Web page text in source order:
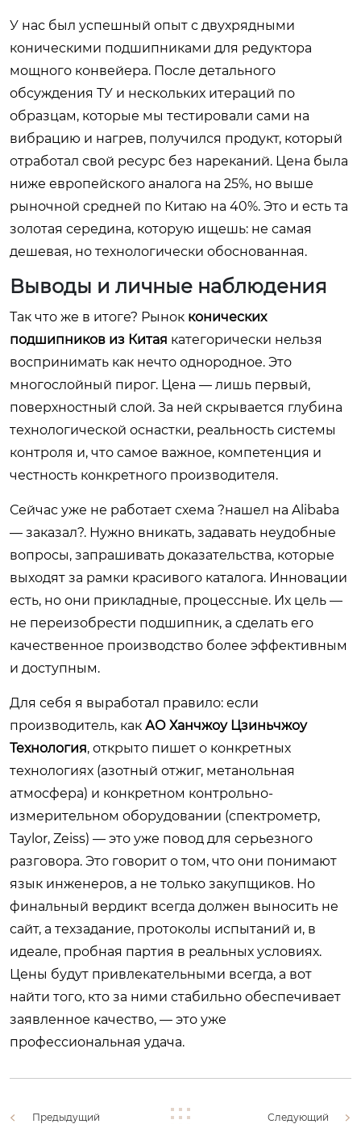
У нас был успешный опыт с двухрядными
коническими подшипниками для редуктора
мощного конвейера. После детального
обсуждения ТУ и нескольких итераций по
образцам, которые мы тестировали сами на
вибрацию и нагрев, получился продукт, который
отработал свой ресурс без нареканий. Цена была
ниже европейского аналога на 25%, но выше
рыночной средней по Китаю на 40%. Это и есть та
золотая середина, которую ищешь: не самая
дешевая, но технологически обоснованная.
Выводы и личные наблюдения
Так что же в итоге? Рынок конических
подшипников из Китая категорически нельзя
воспринимать как нечто однородное. Это
многослойный пирог. Цена — лишь первый,
поверхностный слой. За ней скрывается глубина
технологической оснастки, реальность системы
контроля и, что самое важное, компетенция и
честность конкретного производителя.
Сейчас уже не работает схема ?нашел на Alibaba
— заказал?. Нужно вникать, задавать неудобные
вопросы, запрашивать доказательства, которые
выходят за рамки красивого каталога. Инновации
есть, но они прикладные, процессные. Их цель —
не переизобрести подшипник, а сделать его
качественное производство более эффективным
и доступным.
Для себя я выработал правило: если
производитель, как АО Ханчжоу Цзиньчжоу
Технология, открыто пишет о конкретных
технологиях (азотный отжиг, метанольная
атмосфера) и конкретном контрольно-
измерительном оборудовании (спектрометр,
Taylor, Zeiss) — это уже повод для серьезного
разговора. Это говорит о том, что они понимают
язык инженеров, а не только закупщиков. Но
финальный вердикт всегда должен выносить не
сайт, а техзадание, протоколы испытаний и, в
идеале, пробная партия в реальных условиях.
Цены будут привлекательными всегда, а вот
найти того, кто за ними стабильно обеспечивает
заявленное качество, — это уже
профессиональная удача.
Предыдущий Следующий